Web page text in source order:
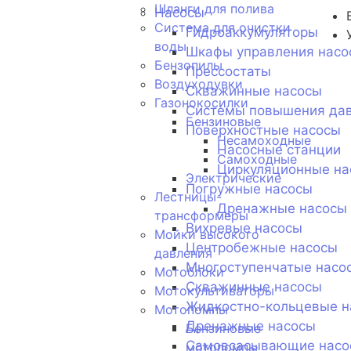
Насосы
Гидроаккумуляторы
Шкафы управления
Прессостаты
Скважинные насосы
Системы повышения
Поверхностные насосы
Насосные станции
Циркуляционные
Погружные насосы
Дренажные насосы
Вихревые насосы
Центробежные насосы
Многоступенчатые
Скважинные насосы
Жидкостно-кольцевые
Дренажные насосы
Самовсасывающие
Шланги для полива
Система для очистки
воды
Бензопилы
Воздуходувки
Газонокосилки
Бензиновые
Несамоходные
Самоходные
Электрические
Лестницы-
трансформеры
Мойки высокого
давления
Мотоблоки
Мотокультиваторы
Мотопомпы
Бензиновые
мотопомпы